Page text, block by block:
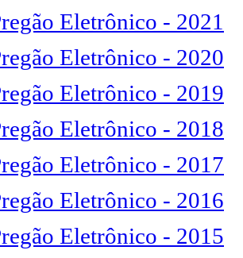
Eletrônico - 2021
Eletrônico - 2020
Eletrônico - 2019
Eletrônico - 2018
Eletrônico - 2017
Eletrônico - 2016
Eletrônico - 2015